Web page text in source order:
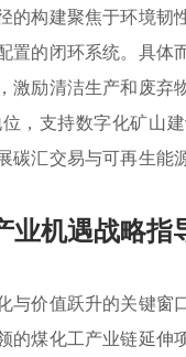
的构建聚焦于环境韧
置的闭环系统。具体
激励清洁生产和废弃
，支持数字化矿山
碳汇交易与可再生能
业机遇战略指
价值跃升的关键窗口
的煤化工产业链延伸